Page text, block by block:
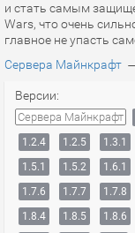
и стать самым
Wars, что очень
главное не упасть
Сервера Майнкрафт
Версии:
Сервера Майнкрафт
1.2.4
1.2.5 1.3.1
1.5.1
1.5.2 1.6.1
1.7.6
1.7.7 1.7.8
1.8.4
1.8.5 1.8.6